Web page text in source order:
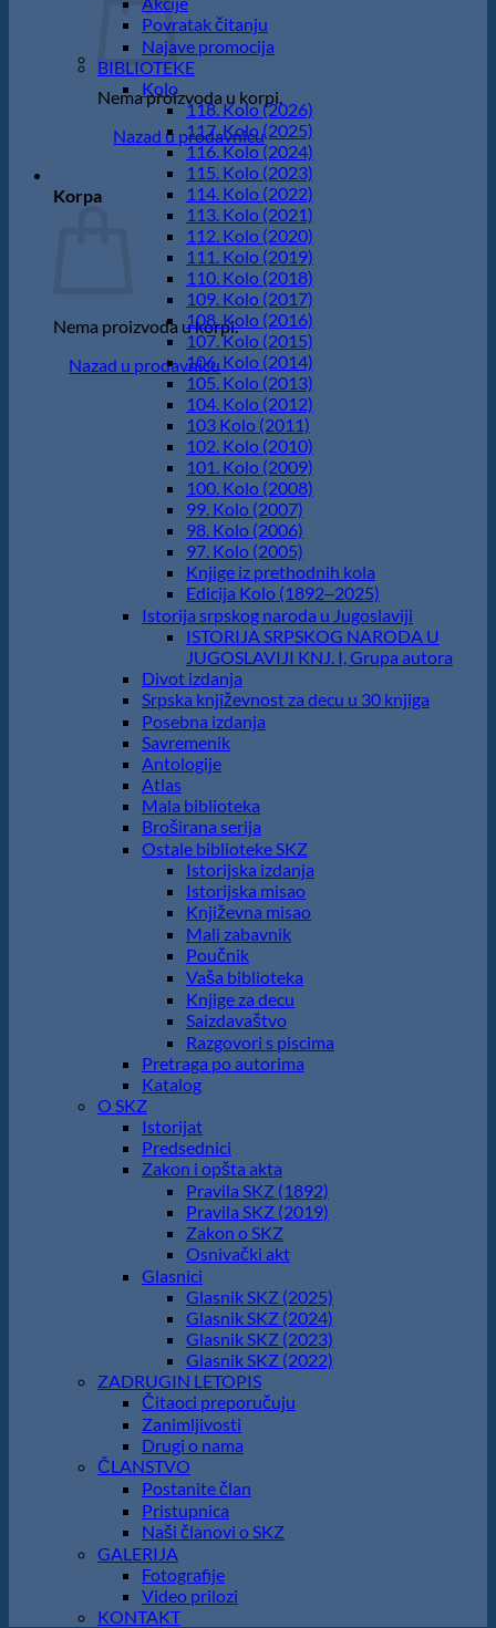
Nema proizvoda u korpi.
Nazad u prodavnicu
Korpa
Nema proizvoda u korpi.
Nazad u prodavnicu
Povratak čitanju
Najave promocija
BIBLIOTEKE
Kolo
118. Kolo (2026)
117. Kolo (2025)
116. Kolo (2024)
115. Kolo (2023)
114. Kolo (2022)
113. Kolo (2021)
112. Kolo (2020)
111. Kolo (2019)
110. Kolo (2018)
109. Kolo (2017)
108. Kolo (2016)
107. Kolo (2015)
106. Kolo (2014)
105. Kolo (2013)
104. Kolo (2012)
103 Kolo (2011)
102. Kolo (2010)
101. Kolo (2009)
100. Kolo (2008)
99. Kolo (2007)
98. Kolo (2006)
97. Kolo (2005)
Knjige iz prethodnih kola
Edicija Kolo (1892‒2025)
Istorija srpskog naroda u Jugoslaviji
ISTORIJA SRPSKOG NARODA U
JUGOSLAVIJI KNJ. I, Grupa autora
Divot izdanja
Srpska književnost za decu u 30 knjiga
Posebna izdanja
Savremenik
Antologije
Atlas
Mala biblioteka
Broširana serija
Ostale biblioteke SKZ
Istorijska izdanja
Istorijska misao
Književna misao
Mali zabavnik
Poučnik
Vaša biblioteka
Knjige za decu
Saizdavaštvo
Razgovori s piscima
Pretraga po autorima
Katalog
O SKZ
Istorijat
Predsednici
Zakon i opšta akta
Pravila SKZ (1892)
Pravila SKZ (2019)
Zakon o SKZ
Osnivački akt
Glasnici
Glasnik SKZ (2025)
Glasnik SKZ (2024)
Glasnik SKZ (2023)
Glasnik SKZ (2022)
ZADRUGIN LETOPIS
Čitaoci preporučuju
Zanimljivosti
Drugi o nama
ČLANSTVO
Postanite član
Pristupnica
Naši članovi o SKZ
GALERIJA
Fotografije
Video prilozi
KONTAKT